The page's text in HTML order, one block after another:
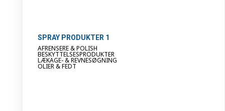
SPRAY PRODUKTER 1
AFRENSERE & POLISH
BESKYTTELSESPRODUKTER
LÆKAGE- & REVNESØGNING
OLIER & FEDT